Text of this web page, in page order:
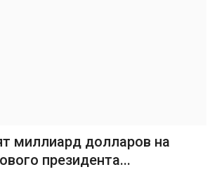
миллиард долларов на
президента...